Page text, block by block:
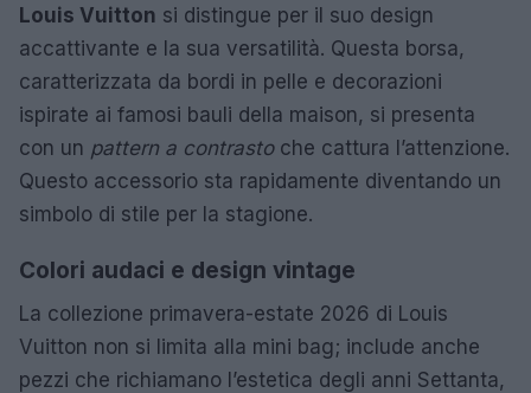
Louis Vuitton si distingue per il suo design
accattivante e la sua versatilità. Questa borsa,
caratterizzata da bordi in pelle e decorazioni
ispirate ai famosi bauli della maison, si presenta
con un pattern a contrastoche cattura l’attenzione.
Questo accessorio sta rapidamente diventando un
simbolo di stile per la stagione.
Colori audaci e design vintage
La collezione primavera-estate 2026 di Louis
Vuitton non si limita alla mini bag; include anche
pezzi che richiamano l’estetica degli anni Settanta,